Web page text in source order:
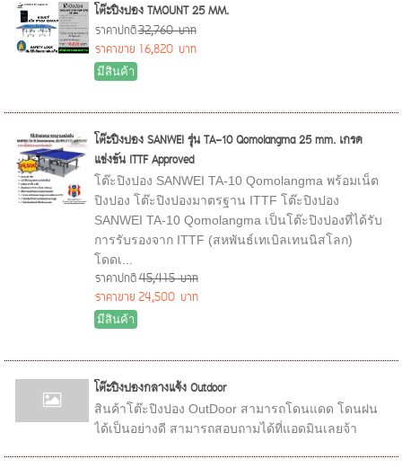
โต๊ะปิงปอง TMOUNT 25 MM.
ราคาปกติ32,760 บาท
ราคาขาย 16,820 บาท
มีสินค้า
โต๊ะปิงปอง SANWEI รุ่น TA-10 Qomolangma 25 mm. เกรด
แข่งขัน ITTF Approved
โต๊ะปิงปอง SANWEI TA-10 Qomolangma พร้อมเน็ต
ปิงปอง โต๊ะปิงปองมาตรฐาน ITTF โต๊ะปิงปอง
SANWEI TA-10 Qomolangma เป็นโต๊ะปิงปองที่ได้รับ
การรับรองจาก ITTF (สหพันธ์เทเบิลเทนนิสโลก)
โดดเ...
ราคาปกติ45,415 บาท
ราคาขาย 24,500 บาท
มีสินค้า
โต๊ะปิงปองกลางแจ้ง Outdoor
สินค้าโต๊ะปิงปอง OutDoor สามารถโดนแดด โดนฝน
ได้เป็นอย่างดี สามารถสอบถามได้ที่แอดมินเลยจ้า